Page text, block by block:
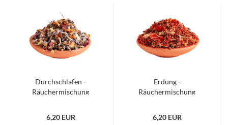
Durchschlafen -
Räuchermischung
6,20 EUR
Erdung -
Räuchermischung
6,20 EUR